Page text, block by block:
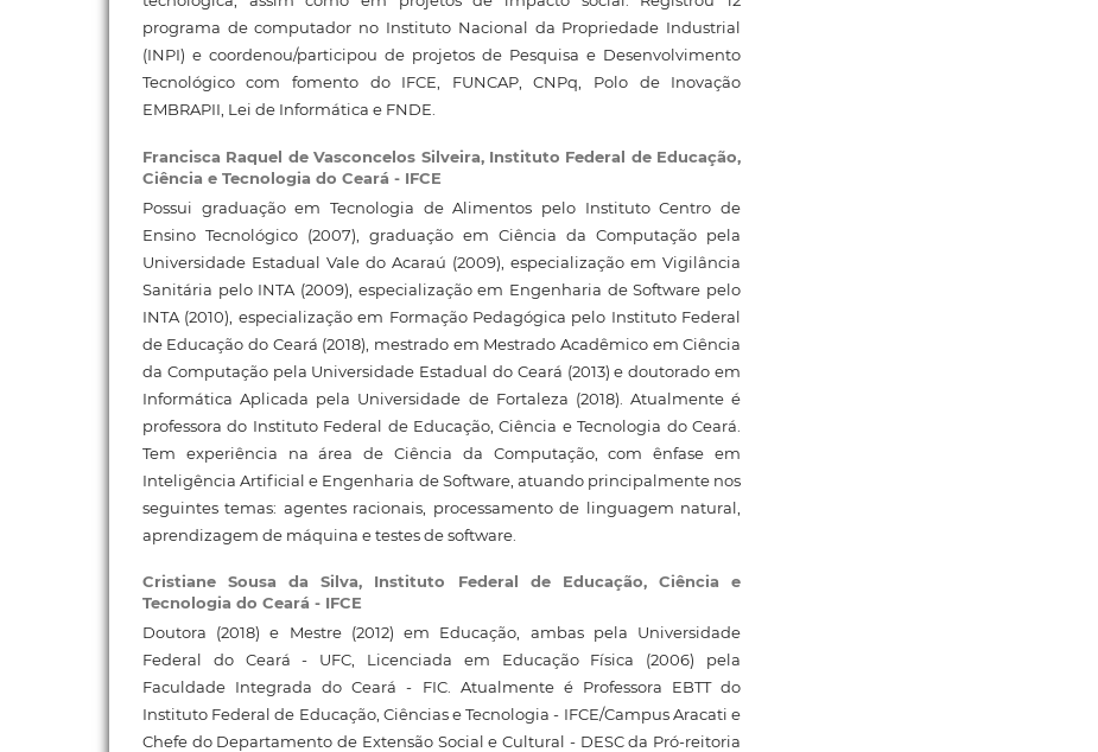
programa de computador no Instituto Nacional da Propriedade Industrial
(INPI) e coordenou/participou de projetos de Pesquisa e Desenvolvimento
Tecnológico com fomento do IFCE, FUNCAP, CNPq, Polo de Inovação
EMBRAPII, Lei de Informática e FNDE.
Francisca Raquel de Vasconcelos Silveira, Instituto Federal de Educação,
Ciência e Tecnologia do Ceará - IFCE
Possui graduação em Tecnologia de Alimentos pelo Instituto Centro de
Ensino Tecnológico (2007), graduação em Ciência da Computação pela
Universidade Estadual Vale do Acaraú (2009), especialização em Vigilância
Sanitária pelo INTA (2009), especialização em Engenharia de Software pelo
INTA (2010), especialização em Formação Pedagógica pelo Instituto Federal
de Educação do Ceará (2018), mestrado em Mestrado Acadêmico em Ciência
da Computação pela Universidade Estadual do Ceará (2013) e doutorado em
Informática Aplicada pela Universidade de Fortaleza (2018). Atualmente é
professora do Instituto Federal de Educação, Ciência e Tecnologia do Ceará.
Tem experiência na área de Ciência da Computação, com ênfase em
Inteligência Artificial e Engenharia de Software, atuando principalmente nos
seguintes temas: agentes racionais, processamento de linguagem natural,
aprendizagem de máquina e testes de software.
Cristiane Sousa da Silva, Instituto Federal de Educação, Ciência e
Tecnologia do Ceará - IFCE
Doutora (2018) e Mestre (2012) em Educação, ambas pela Universidade
Federal do Ceará - UFC, Licenciada em Educação Física (2006) pela
Faculdade Integrada do Ceará - FIC. Atualmente é Professora EBTT do
Instituto Federal de Educação, Ciências e Tecnologia - IFCE/Campus Aracati e
Chefe do Departamento de Extensão Social e Cultural - DESC da Pró-reitoria